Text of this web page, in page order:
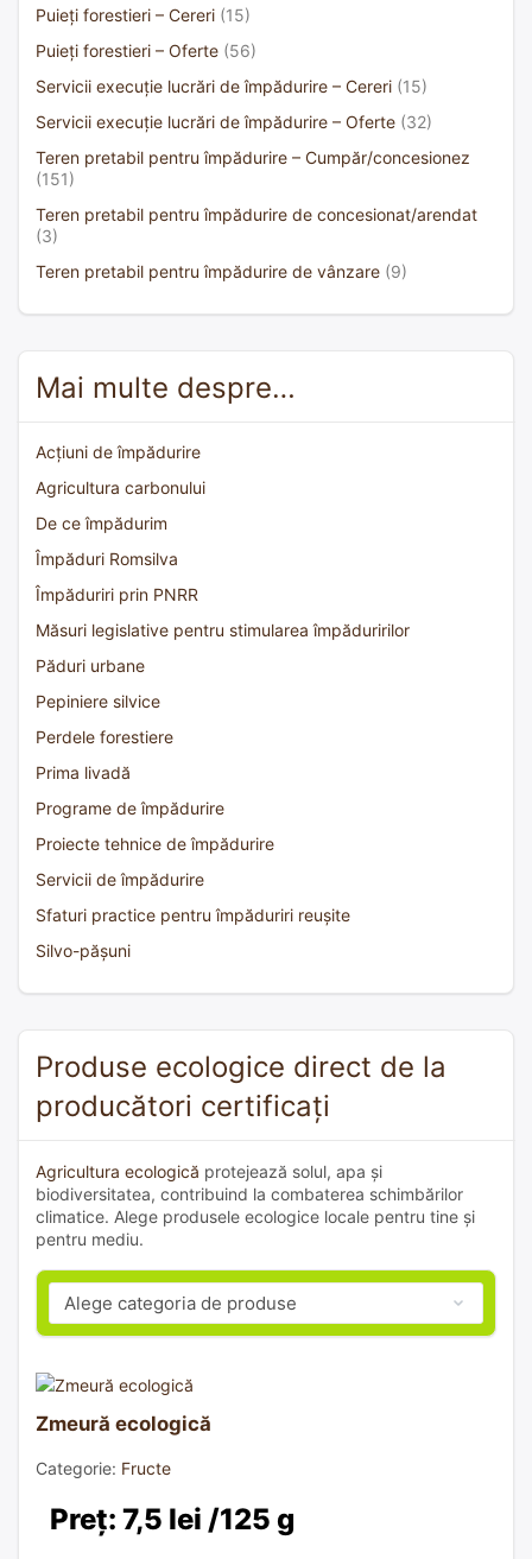
Puieți forestieri – Cereri (15)
Puieți forestieri – Oferte (56)
Servicii execuție lucrări de împădurire – Cereri (15)
Servicii execuție lucrări de împădurire – Oferte (32)
Teren pretabil pentru împădurire – Cumpăr/concesionez
(151)
Teren pretabil pentru împădurire de concesionat/arendat
(3)
Teren pretabil pentru împădurire de vânzare (9)
Mai multe despre…
Acțiuni de împădurire
Agricultura carbonului
De ce împădurim
Împăduri Romsilva
Împăduriri prin PNRR
Măsuri legislative pentru stimularea împăduririlor
Păduri urbane
Pepiniere silvice
Perdele forestiere
Prima livadă
Programe de împădurire
Proiecte tehnice de împădurire
Servicii de împădurire
Sfaturi practice pentru împăduriri reușite
Silvo-pășuni
Produse ecologice direct de la
producători certificați
Agricultura ecologică protejează solul, apa și
biodiversitatea, contribuind la combaterea schimbărilor
climatice. Alege produsele ecologice locale pentru tine și
pentru mediu.
Zmeură ecologică
Categorie: Fructe
Preț: 7,5 lei /125 g